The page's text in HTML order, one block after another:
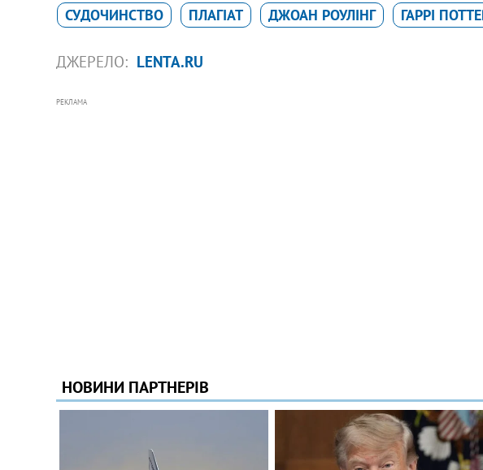
СУДОЧИНСТВО ПЛАГІАТ ДЖОАН РОУЛІНГ ГАРРІ
ДЖЕРЕЛО: LENTA.RU
РЕКЛАМА